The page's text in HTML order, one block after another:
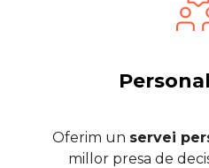
Oferim un servei
millor presa de